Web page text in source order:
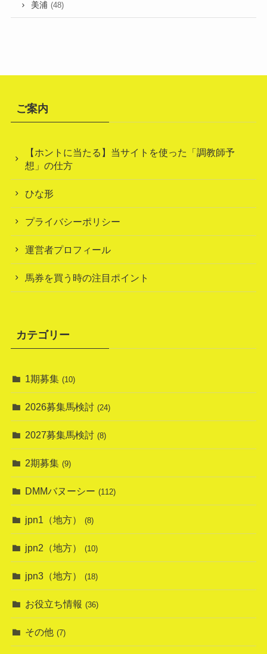
美浦 (48)
ご案内
【ホントに当たる】当サイトを使った「調教師予
想」の仕方
ひな形
プライバシーポリシー
運営者プロフィール
馬券を買う時の注目ポイント
カテゴリー
1期募集 (10)
2026募集馬検討 (24)
2027募集馬検討 (8)
2期募集 (9)
DMMバヌーシー (112)
jpn1（地方） (8)
jpn2（地方） (10)
jpn3（地方） (18)
お役立ち情報 (36)
その他 (7)